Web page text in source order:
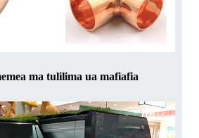
ma tulilima ua mafiafia